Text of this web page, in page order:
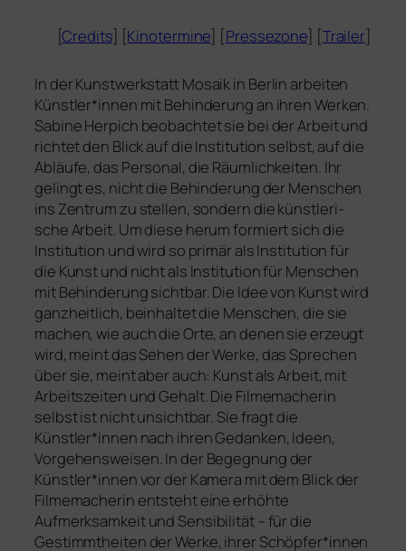
[Credits] [Kinotermine] [Pressezone] [Trailer]
In der Kunstwerkstatt Mosaik in Berlin arbei­ten
Künstler*innen mit Behinderung an ihren Werken.
Sabine Herpich beob­ach­tet sie bei der Arbeit und
rich­tet den Blick auf die Institution selbst, auf die
Abläufe, das Personal, die Räumlichkeiten. Ihr
gelingt es, nicht die Behinderung der Menschen
ins Zentrum zu stel­len, son­dern die künst­le­ri­
sche Arbeit. Um die­se her­um for­miert sich die
Institution und wird so pri­mär als Institution für
die Kunst und nicht als Institution für Menschen
mit Behinderung sicht­bar. Die Idee von Kunst wird
ganz­heit­lich, beinhal­tet die Menschen, die sie
machen, wie auch die Orte, an denen sie erzeugt
wird, meint das Sehen der Werke, das Sprechen
über sie, meint aber auch: Kunst als Arbeit, mit
Arbeitszeiten und Gehalt. Die Filmemacherin
selbst ist nicht unsicht­bar. Sie fragt die
Künstler*innen nach ihren Gedanken, Ideen,
Vorgehensweisen. In der Begegnung der
Künstler*innen vor der Kamera mit dem Blick der
Filmemacherin ent­steht eine erhöh­te
Aufmerksamkeit und Sensibilität – für die
Gestimmtheiten der Werke, ihrer Schöpfer*innen